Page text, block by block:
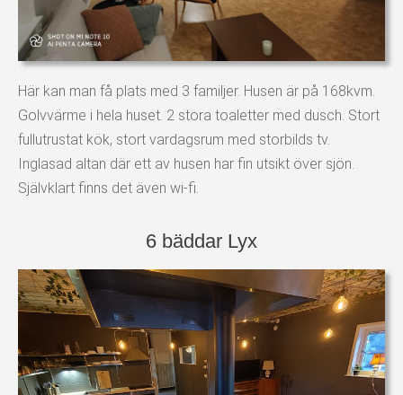
Här kan man få plats med 3 familjer. Husen är på 168kvm.
Golvvärme i hela huset. 2 stora toaletter med dusch. Stort
fullutrustat kök, stort vardagsrum med storbilds tv.
Inglasad altan där ett av husen har fin utsikt över sjön.
Självklart finns det även wi-fi.
6 bäddar Lyx